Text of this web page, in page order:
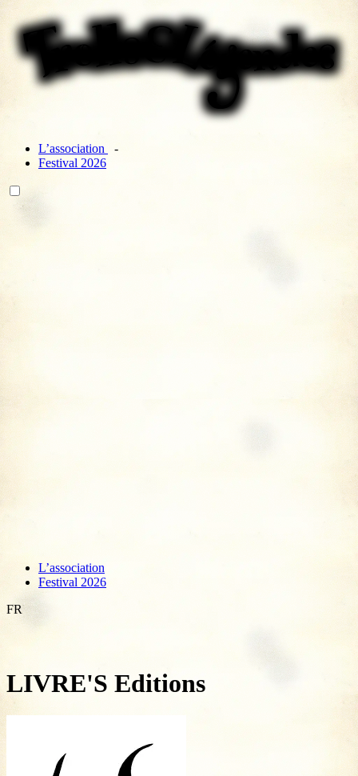
L’association
Festival 2026
L’association
Festival 2026
FR
LIVRE'S Editions